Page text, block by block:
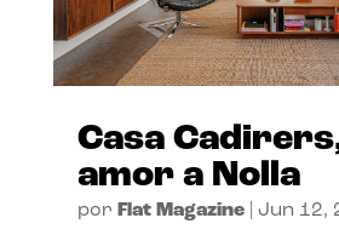
Casa
amor a Nolla
por Flat Magazine| Jun 12,